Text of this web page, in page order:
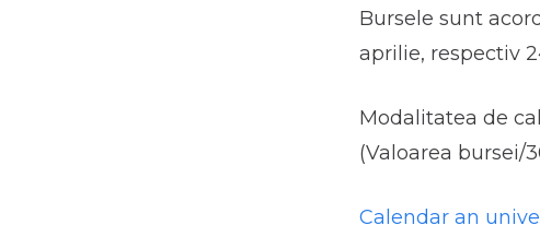
Bursele sunt
aprilie, respectiv
Modalitatea de
(Valoarea bursei/
Calendar an